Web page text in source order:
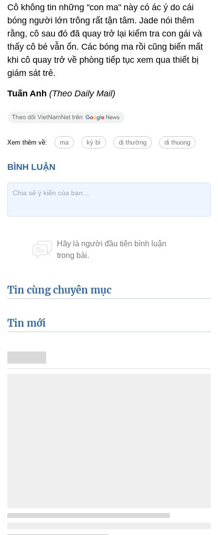
Cô không tin những "con ma" này có ác ý do cái
bóng người lớn trông rất tận tâm. Jade nói thêm
rằng, cô sau đó đã quay trở lại kiểm tra con gái và
thấy cô bé vẫn ổn. Các bóng ma rồi cũng biến mất
khi cô quay trở về phòng tiếp tục xem qua thiết bị
giám sát trẻ.
Tuấn Anh (Theo Daily Mail)
Xem thêm về: ma kỳ bí dị thường di thuong
Tin cùng chuyên mục
Tin mới